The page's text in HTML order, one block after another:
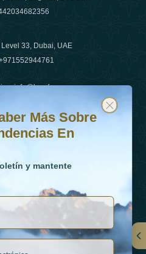
Level 33, Dubai, UAE
:info@luxafar.com
+442034682356
+971552944761
las últimas tendencias en
y mantente actualizado
Más Sobre
En
y mantente